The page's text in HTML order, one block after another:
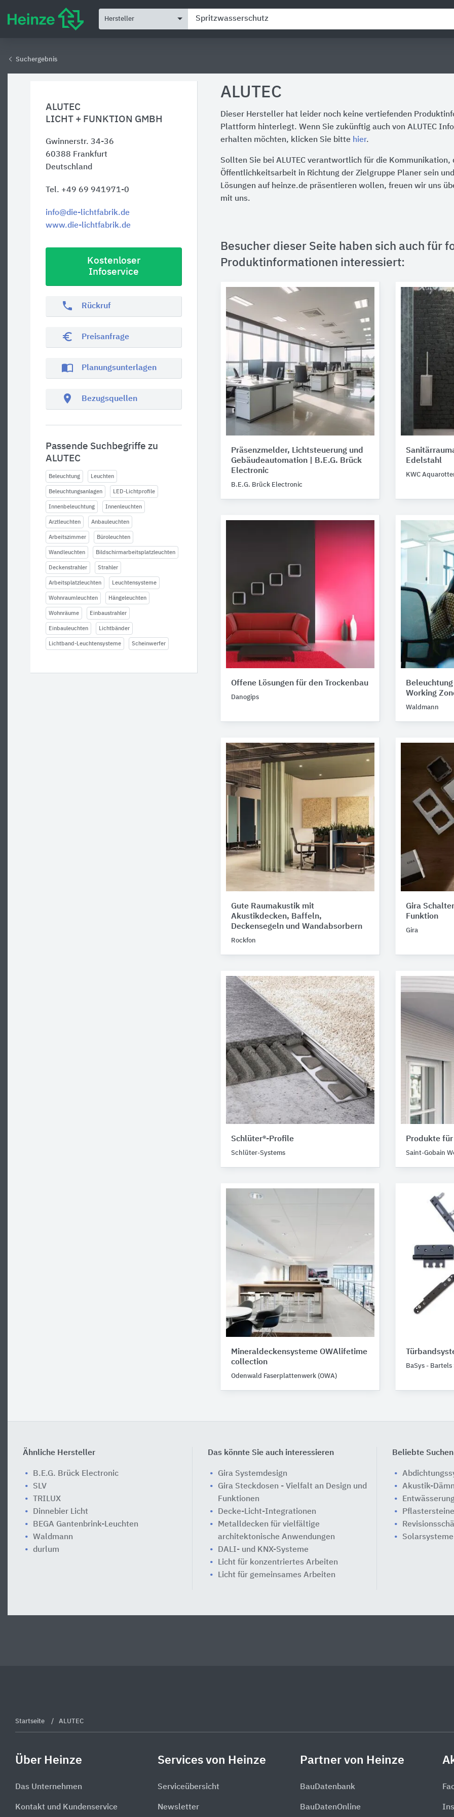
Hersteller
Suchergebnis
ALUTEC
LICHT + FUNKTION GMBH
Gwinnerstr. 34-36
60388 Frankfurt
Deutschland
Tel. +49 69 941971-0
info@die-lichtfabrik.de
www.die-lichtfabrik.de
Kostenloser
Infoservice
phone Rückruf
euro_symbol Preisanfrage
import_contacts Planungsunterlagen
location_on Bezugsquellen
Passende Suchbegriffe zu
ALUTEC
Beleuchtung Leuchten
Beleuchtungsanlagen LED-Lichtprofile
Innenbeleuchtung Innenleuchten
Arztleuchten Anbauleuchten
Arbeitszimmer Büroleuchten
Wandleuchten Bildschirmarbeitsplatzleuchten
Deckenstrahler Strahler
Arbeitsplatzleuchten Leuchtensysteme
Wohnraumleuchten Hängeleuchten
Wohnräume Einbaustrahler
Einbauleuchten Lichtbänder
Lichtband-Leuchtensysteme Scheinwerfer
ALUTEC
Dieser Hersteller hat leider noch keine vertiefenden
Plattform hinterlegt. Wenn Sie zukünftig auch von ALUTEC
erhalten möchten, klicken Sie bitte hier.
Sollten Sie bei ALUTEC verantwortlich für die
Öffentlichkeitsarbeit in Richtung der Zielgruppe Planer sein
Lösungen auf heinze.de präsentieren wollen, freuen wir uns
mit uns.
Besucher dieser Seite haben sich auch für
Produktinformationen interessiert:
Präsenzmelder, Lichtsteuerung und
Gebäudeautomation | B.E.G. Brück
Electronic
B.E.G. Brück Electronic
Edelstahl
KWC
Offene Lösungen für den Trockenbau
Danogips
Working
Waldmann
Gute Raumakustik mit
Akustikdecken, Baffeln,
Deckensegeln und Wandabsorbern
Rockfon
Gira
Funktion
Gira
Schlüter®-Profile
Schlüter-Systems
Produkte
Saint-Gobain
Mineraldeckensysteme OWAlifetime
collection
Odenwald Faserplattenwerk (OWA)
BaSys -
Ähnliche Hersteller
B.E.G. Brück Electronic
SLV
TRILUX
Dinnebier Licht
BEGA Gantenbrink-Leuchten
Waldmann
durlum
Das könnte Sie auch interessieren
Gira Systemdesign
Gira Steckdosen - Vielfalt an Design und
Funktionen
Decke-Licht-Integrationen
Metalldecken für vielfältige
architektonische Anwendungen
DALI- und KNX-Systeme
Licht für konzentriertes Arbeiten
Licht für gemeinsames Arbeiten
Beliebte Suchen
Akustik-
Solarsysteme
Startseite ALUTEC
Über Heinze
Das Unternehmen
Kontakt und Kundenservice
Services von Heinze
Serviceübersicht
Newsletter
Partner von Heinze
BauDatenbank
BauDatenOnline